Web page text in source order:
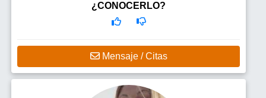
¿CONOCERLO?
Mensaje / Citas